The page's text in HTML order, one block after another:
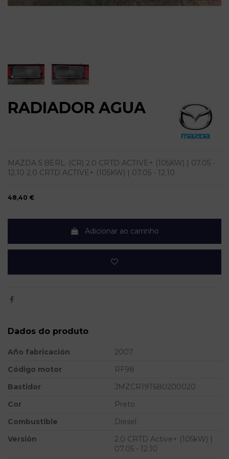
RADIADOR AGUA
MAZDA 5 BERL. (CR) 2.0 CRTD ACTIVE+ (105KW) | 07.05 -
12.10 2.0 CRTD ACTIVE+ (105KW) | 07.05 - 12.10
48,40 €
Adicionar ao carrinho
Dados do produto
Año fabricación
2007
Código motor
RF98
Bastidor
JMZCR19T680200020
Cor
Preto
Combustible
Diesel
Versión
2.0 CRTD Active+ (105kW) |
07.05 - 12.10